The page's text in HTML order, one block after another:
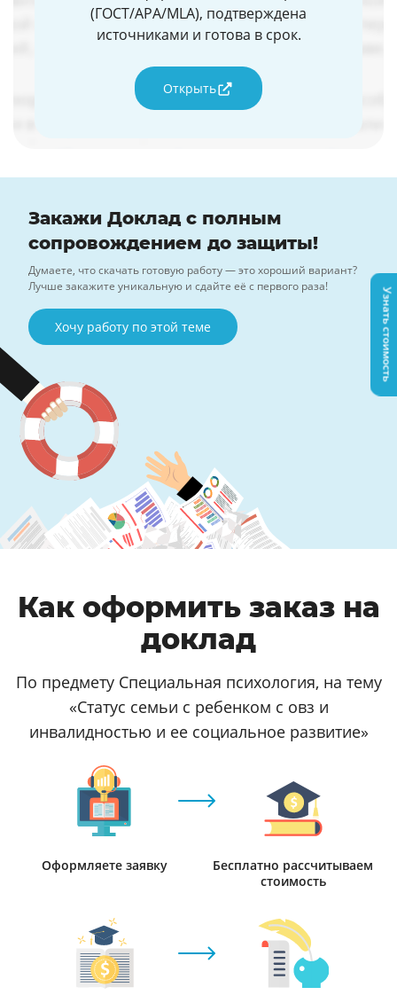
(ГОСТ/APA/MLA), подтверждена
источниками и готова в срок.
Открыть
Закажи Доклад с полным
сопровождением до защиты!
Думаете, что скачать готовую работу — это хороший вариант?
Лучше закажите уникальную и сдайте её с первого раза!
Хочу работу по этой теме
Как оформить заказ на
доклад
По предмету Специальная психология, на тему
«Статус семьи с ребенком с овз и
инвалидностью и ее социальное развитие»
Оформляете заявку
Бесплатно рассчитываем
стоимость
Узнать стоимость